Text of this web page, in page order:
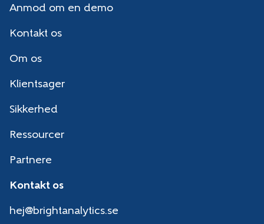
Anmod om en demo
Kontakt os
Om os
Klientsager
Sikkerhed
Ressourcer
Partnere
Kontakt os
hej@brightanalytics.se